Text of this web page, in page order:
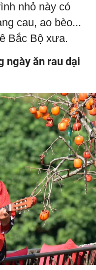
nhỏ này có
cau, ao bèo...
Bắc Bộ xưa.
ngày ăn rau dại